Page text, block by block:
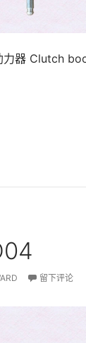
力器 Clutch
留下评论